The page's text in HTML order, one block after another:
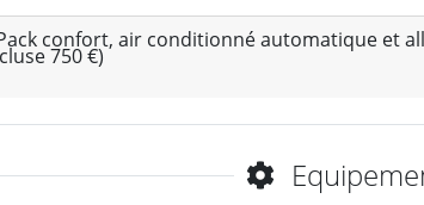
confort, air conditionné automatique et
750 €)